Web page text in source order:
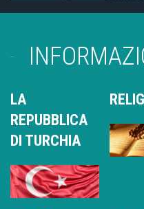
LA
REPUBBLICA
DI TURCHIA